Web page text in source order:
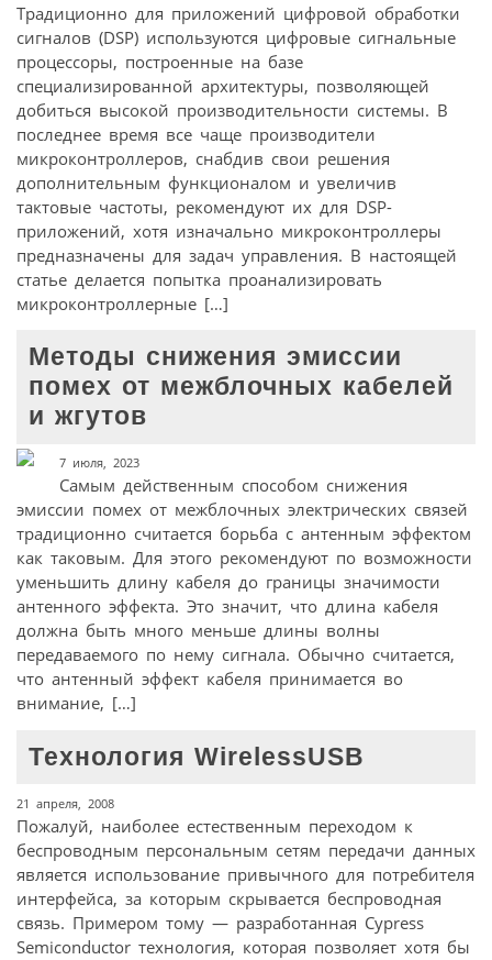
Традиционно для приложений цифровой обработки
сигналов (DSP) используются цифровые сигнальные
процессоры, построенные на базе
специализированной архитектуры, позволяющей
добиться высокой производительности системы. В
последнее время все чаще производители
микроконтроллеров, снабдив свои решения
дополнительным функционалом и увеличив
тактовые частоты, рекомендуют их для DSP-
приложений, хотя изначально микроконтроллеры
предназначены для задач управления. В настоящей
статье делается попытка проанализировать
микроконтроллерные […]
Методы снижения эмиссии
помех от межблочных кабелей
и жгутов
7 июля, 2023
Самым действенным способом снижения
эмиссии помех от межблочных электрических связей
традиционно считается борьба с антенным эффектом
как таковым. Для этого рекомендуют по возможности
уменьшить длину кабеля до границы значимости
антенного эффекта. Это значит, что длина кабеля
должна быть много меньше длины волны
передаваемого по нему сигнала. Обычно считается,
что антенный эффект кабеля принимается во
внимание, […]
Технология WirelessUSB
21 апреля, 2008
Пожалуй, наиболее естественным переходом к
беспроводным персональным сетям передачи данных
является использование привычного для потребителя
интерфейса, за которым скрывается беспроводная
связь. Примером тому — разработанная Cypress
Semiconductor технология, которая позволяет хотя бы